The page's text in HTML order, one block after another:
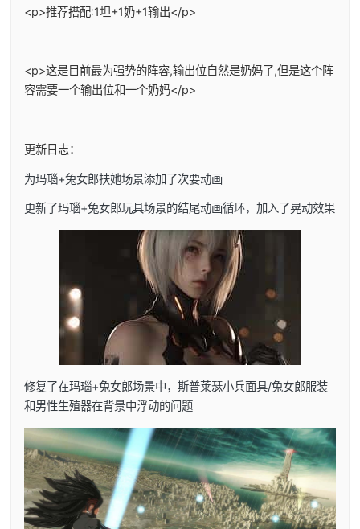
<p>推荐搭配:1坦+1奶+1输出</p>
<p>这是目前最为强势的阵容,输出位自然是奶妈了,但是这个阵
容需要一个输出位和一个奶妈</p>
更新日志：
为玛瑙+兔女郎扶她场景添加了次要动画
更新了玛瑙+兔女郎玩具场景的结尾动画循环，加入了晃动效果
修复了在玛瑙+兔女郎场景中，斯普莱瑟小兵面具/兔女郎服装
和男性生殖器在背景中浮动的问题